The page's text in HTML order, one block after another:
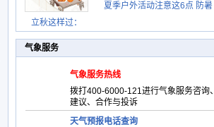
立秋这样过：
贴士
夏季户外活动注意这6点 防暑
气象服务
气象服务热线
拨打400-6000-121进行气象服务咨询、
建议、合作与投诉
天气预报电话查询